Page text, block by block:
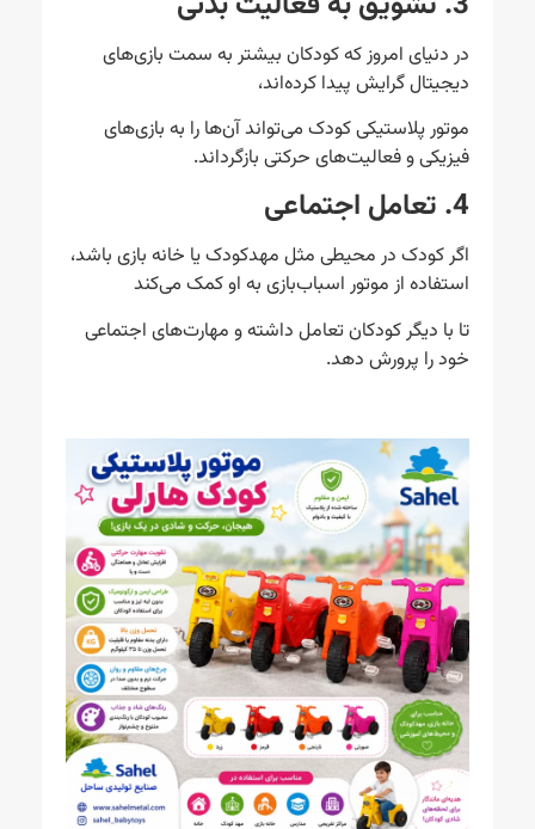
در دنیای امروز که کودکان بیشتر به سمت بازی‌های
دیجیتال گرایش پیدا کرده‌اند،
موتور پلاستیکی کودک می‌تواند آن‌ها را به بازی‌های
فیزیکی و فعالیت‌های حرکتی بازگرداند.
اگر کودک در محیطی مثل مهدکودک یا خانه بازی باشد،
استفاده از موتور اسباب‌بازی به او کمک می‌کند
تا با دیگر کودکان تعامل داشته و مهارت‌های اجتماعی
خود را پرورش دهد.